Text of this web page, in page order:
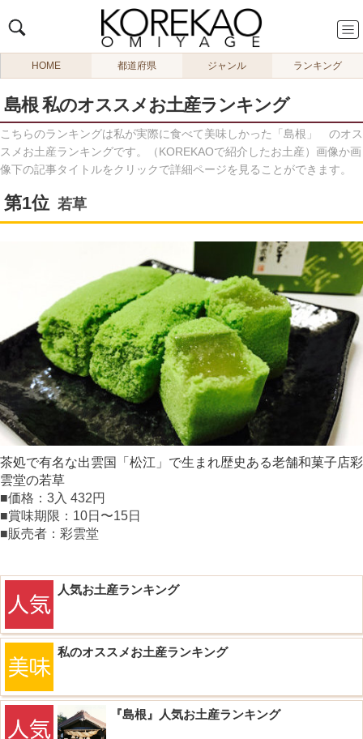
HOME 都道府県 ジャンル ランキング
島根 私のオススメお土産ランキング
こちらのランキングは私が実際に食べて美味しかった「島根」 のオス
スメお土産ランキングです。（KOREKAOで紹介したお土産）画像か画
像下の記事タイトルをクリックで詳細ページを見ることができます。
若草
茶処で有名な出雲国「松江」で生まれ歴史ある老舗和菓子店彩
雲堂の若草
■価格：3入 432円
■賞味期限：10日〜15日
■販売者：彩雲堂
人気お土産ランキング
私のオススメお土産ランキング
『島根』人気お土産ランキング